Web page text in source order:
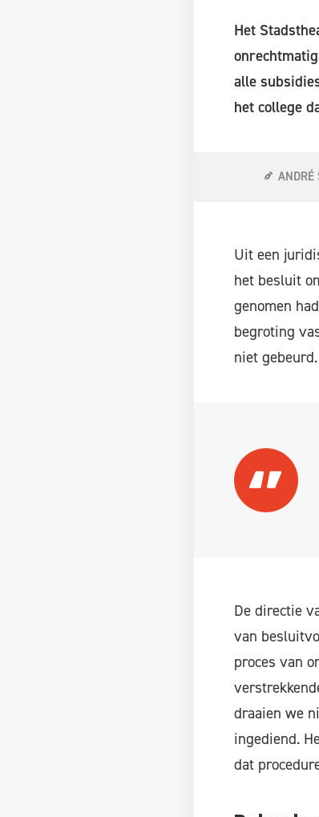
Het
alle
het college
ANDRÉ
Uit een
het besluit
genomen
begroting
niet
De directie
van
proces van
draaien we
ingediend.
dat